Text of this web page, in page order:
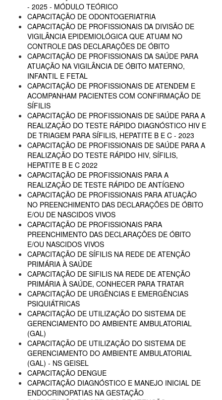
- 2025 - MÓDULO TEÓRICO
CAPACITAÇÃO DE ODONTOGERIATRIA
CAPACITAÇÃO DE PROFISSIONAIS DA DIVISÃO DE
VIGILÂNCIA EPIDEMIOLÓGICA QUE ATUAM NO
CONTROLE DAS DECLARAÇÕES DE ÓBITO
CAPACITAÇÃO DE PROFISSIONAIS DA SAÚDE PARA
ATUAÇÃO NA VIGILÂNCIA DE ÓBITO MATERNO,
INFANTIL E FETAL
CAPACITAÇÃO DE PROFISSIONAIS DE ATENDEM E
ACOMPANHAM PACIENTES COM CONFIRMAÇÃO DE
SÍFILIS
CAPACITAÇÃO DE PROFISSIONAIS DE SAÚDE PARA A
REALIZAÇÃO DO TESTE RÁPIDO DIAGNÓSTICO HIV E
DE TRIAGEM PARA SÍFILIS, HEPATITE B E C - 2023
CAPACITAÇÃO DE PROFISSIONAIS DE SAÚDE PARA A
REALIZAÇÃO DO TESTE RÁPIDO HIV, SÍFILIS,
HEPATITE B E C 2022
CAPACITAÇÃO DE PROFISSIONAIS PARA A
REALIZAÇÃO DE TESTE RÁPIDO DE ANTÍGENO
CAPACITAÇÃO DE PROFISSIONAIS PARA ATUAÇÃO
NO PREENCHIMENTO DAS DECLARAÇÕES DE ÓBITO
E/OU DE NASCIDOS VIVOS
CAPACITAÇÃO DE PROFISSIONAIS PARA
PREENCHIMENTO DAS DECLARAÇÕES DE ÓBITO
E/OU NASCIDOS VIVOS
CAPACITAÇÃO DE SÍFILIS NA REDE DE ATENÇÃO
PRIMÁRIA À SAÚDE
CAPACITAÇÃO DE SIFILIS NA REDE DE ATENÇÃO
PRIMÁRIA À SAÚDE, CONHECER PARA TRATAR
CAPACITAÇÃO DE URGÊNCIAS E EMERGÊNCIAS
PSIQUIÁTRICAS
CAPACITAÇÃO DE UTILIZAÇÃO DO SISTEMA DE
GERENCIAMENTO DO AMBIENTE AMBULATORIAL
(GAL)
CAPACITAÇÃO DE UTILIZAÇÃO DO SISTEMA DE
GERENCIAMENTO DO AMBIENTE AMBULATORIAL
(GAL) - NS GEISEL
CAPACITAÇÃO DENGUE
CAPACITAÇÃO DIAGNÓSTICO E MANEJO INICIAL DE
ENDOCRINOPATIAS NA GESTAÇÃO